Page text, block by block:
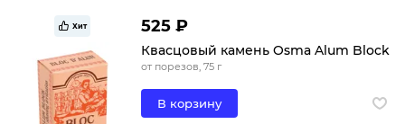
Хит 525 ₽
Квасцовый камень Osma Alum Block
от порезов, 75 г
В корзину